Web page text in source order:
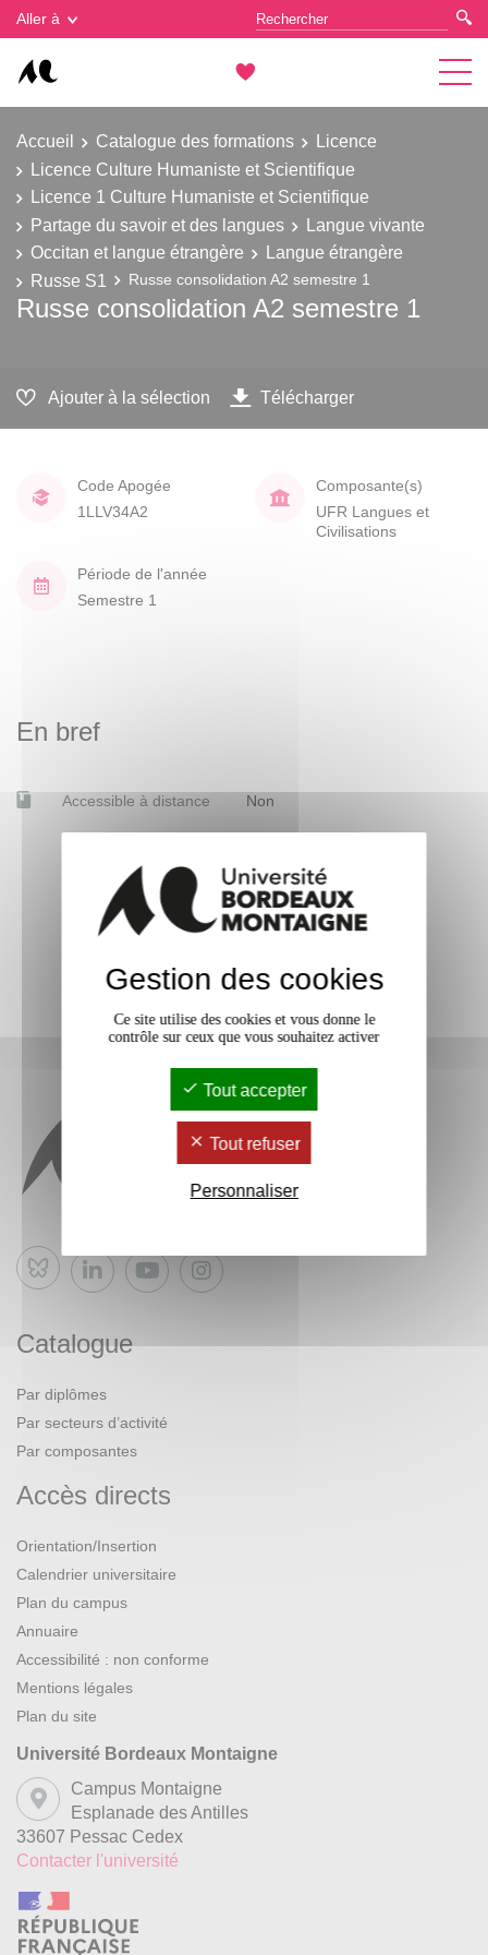
Aller à
Accueil Catalogue des formations
Licence
Licence Culture Humaniste et Scientifique
Licence 1 Culture Humaniste et Scientifique
Partage du savoir et des langues
Langue vivante
Occitan et langue étrangère
Langue étrangère
Russe S1
Russe consolidation A2 semestre 1
Russe consolidation A2 semestre 1
Ajouter à la sélection Télécharger
Code Apogée
1LLV34A2
Composante(s)
UFR Langues et
Civilisations
Période de l'année
Semestre 1
En bref
Accessible à distance Non
Bluesky
Catalogue
Par diplômes
Par secteurs d’activité
Par composantes
Accès directs
Orientation/Insertion
Calendrier universitaire
Plan du campus
Annuaire
Accessibilité : non conforme
Mentions légales
Plan du site
Université Bordeaux Montaigne
Campus Montaigne
Esplanade des Antilles
33607 Pessac Cedex
Contacter l'université
Gestion des cookies
Gestion des cookies
Ce site utilise des cookies et vous donne le
contrôle sur ceux que vous souhaitez activer
Tout accepter
Tout refuser
Personnaliser